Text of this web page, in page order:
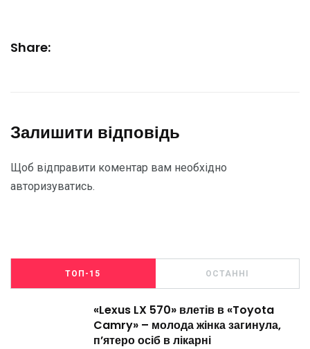
Share:
Залишити відповідь
Щоб відправити коментар вам необхідно
авторизуватись.
ТОП-15 ОСТАННІ
«Lexus LX 570» влетів в «Toyota
Camry» – молода жінка загинула,
п’ятеро осіб в лікарні